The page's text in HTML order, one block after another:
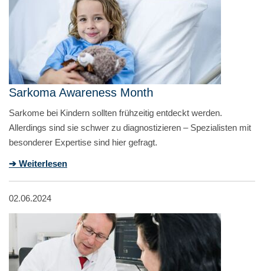
Sarkoma Awareness Month
Sarkome bei Kindern sollten frühzeitig entdeckt werden.
Allerdings sind sie schwer zu diagnostizieren – Spezialisten mit
besonderer Expertise sind hier gefragt.
➔ Weiterlesen
02.06.2024